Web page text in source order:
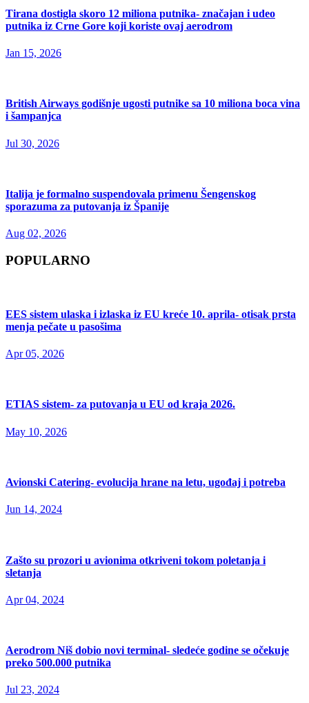
Tirana dostigla skoro 12 miliona putnika- značajan i udeo
putnika iz Crne Gore koji koriste ovaj aerodrom
Jan 15, 2026
British Airways godišnje ugosti putnike sa 10 miliona boca vina
i šampanjca
Jul 30, 2026
Italija je formalno suspendovala primenu Šengenskog
sporazuma za putovanja iz Španije
Aug 02, 2026
POPULARNO
EES sistem ulaska i izlaska iz EU kreće 10. aprila- otisak prsta
menja pečate u pasošima
Apr 05, 2026
ETIAS sistem- za putovanja u EU od kraja 2026.
May 10, 2026
Avionski Catering- evolucija hrane na letu, ugođaj i potreba
Jun 14, 2024
Zašto su prozori u avionima otkriveni tokom poletanja i
sletanja
Apr 04, 2024
Aerodrom Niš dobio novi terminal- sledeće godine se očekuje
preko 500.000 putnika
Jul 23, 2024